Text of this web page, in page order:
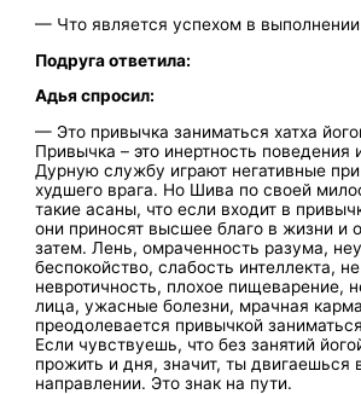
— Что является успехом в выполнении
Подруга ответила:
Адья спросил:
— Это привычка заниматься хатха
Привычка – это инертность поведения
Дурную службу играют негативные
худшего врага. Но Шива по своей
такие асаны, что если входит в
они приносят высшее благо в жизни и
затем. Лень, омраченность разума,
беспокойство, слабость интеллекта,
невротичность, плохое пищеварение,
лица, ужасные болезни, мрачная
преодолевается привычкой
Если чувствуешь, что без занятий
прожить и дня, значит, ты двигаешься
направлении. Это знак на пути.